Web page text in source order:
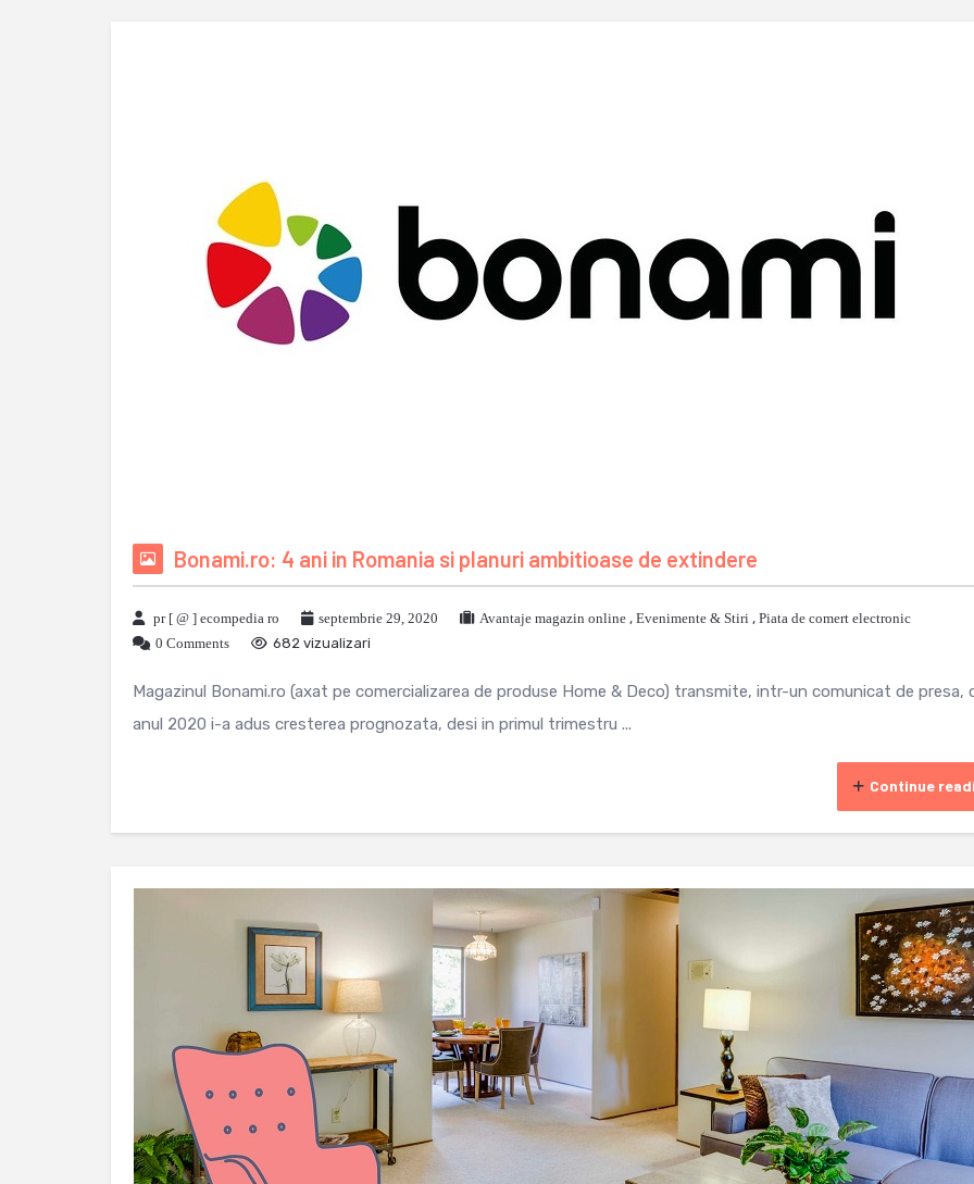
Bonami.ro: 4 ani in Romania si planuri ambitioase de extindere
pr [ @ ] ecompedia ro septembrie 29, 2020 Avantaje magazin online , Evenimente & Stiri , Piata de comert electronic
0 Comments
682 vizualizari
Magazinul Bonami.ro (axat pe comercializarea de produse Home & Deco) transmite, intr-un comunicat de presa,
anul 2020 i-a adus cresterea prognozata, desi in primul trimestru ...
Continue